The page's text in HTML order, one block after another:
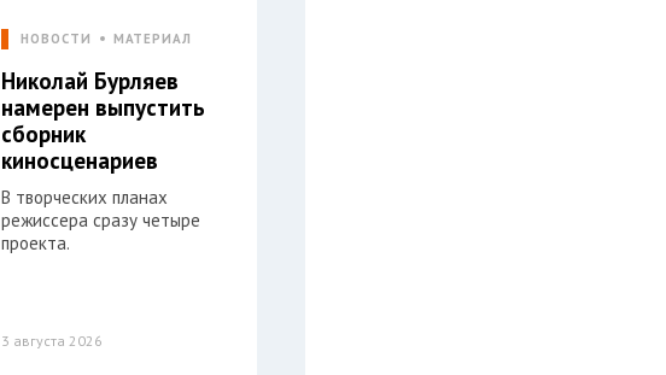
НОВОСТИ МАТЕРИАЛ
Николай Бурляев
намерен выпустить
сборник
киносценариев
В творческих планах
режиссера сразу четыре
проекта.
3 августа 2026